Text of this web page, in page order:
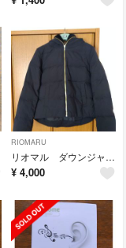
RIOMARU
リオマル ダウンジャケット Mサイズ
¥ 4,000